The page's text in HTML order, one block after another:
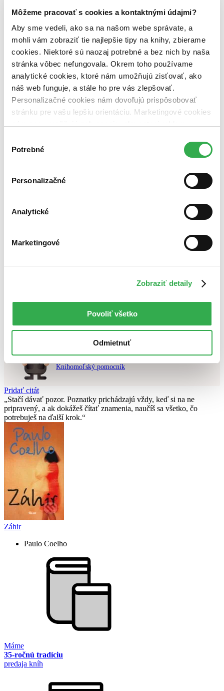
Môžeme pracovať s cookies a kontaktnými údajmi?
Aby sme vedeli, ako sa na našom webe správate, a
mohli vám zobraziť tie najlepšie tipy na knihy, zbierame
cookies. Niektoré sú naozaj potrebné a bez nich by naša
stránka vôbec nefungovala. Okrem toho používame
analytické cookies, ktoré nám umožňujú zisťovať, ako
náš web funguje, a stále ho pre vás zlepšovať.
Personalizačné cookies nám dovoľujú prispôsobovať
stránku pre vašu lepšiu orientáciu. Marketingové cookies
nám pomohlo, keby sme mohli používať všetky tieto
súhlasu
Potrebné
Personalizačné
Analytické
Marketingové
Zobraziť detaily
Povoliť všetko
Odmietnuť
pripravujeme (0 titulov)pripravujeme
vypredaných)
Nové / čítané
nová (0 titulov)
čítaná (0 titulov)čítaná
čítaná - výborný stav (0 titulov)čítaná - výborný stav
čítaná - mierne opotrebovaná (0 titulov)čítaná - mierne
opotrebovaná
čítané verzie vypredaných kníh (0 titulov) čítané verzie
vypredaných kníh
Top hodnotené
Najlacnejšie
Najvyššia zľava
Nebol nájdenýžiadny titulvyhovujúci zadaným podmienkam.
Skúste prosím zmeniť vyhľadávaný výraz.
Chcete poradiť knihu?
Náš pomocník Sherlock vám ju s radosťou vypátra!
Knihomoľský pomocník
Pridať citát
Stačí dávať pozor. Poznatky prichádzajú vždy, keď si na ne
pripravený, a ak dokážeš čítať znamenia, naučíš sa všetko, čo
potrebuješ na ďalší krok.
Záhir
Paulo Coelho
Máme
35-ročnú tradíciu
predaja kníh